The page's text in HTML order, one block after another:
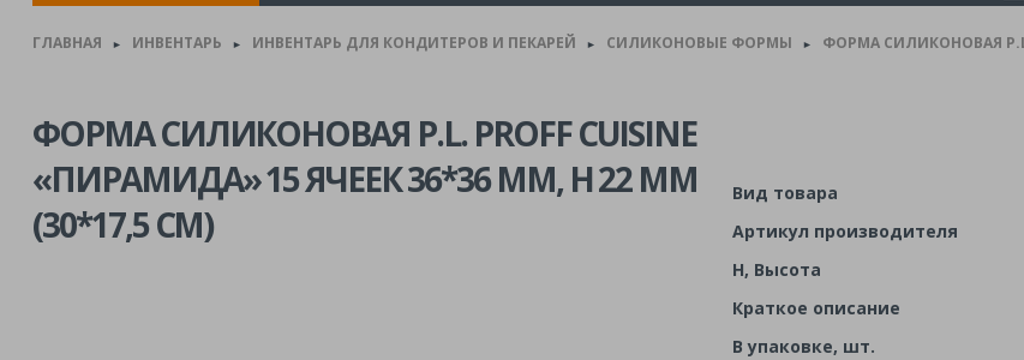
ГЛАВНАЯ ► ИНВЕНТАРЬ ► ИНВЕНТАРЬ ДЛЯ КОНДИТЕРОВ И ПЕКАРЕЙ ► СИЛИКОНОВЫЕ ФОРМЫ ► ФОРМА СИЛИКОНОВАЯ P.L.
ФОРМА СИЛИКОНОВАЯ P.L. PROFF CUISINE
«ПИРАМИДА» 15 ЯЧЕЕК 36*36 ММ, H 22 ММ
(30*17,5 СМ)
Вид товара
Артикул производителя
H, Высота
Краткое описание
В упаковке, шт.